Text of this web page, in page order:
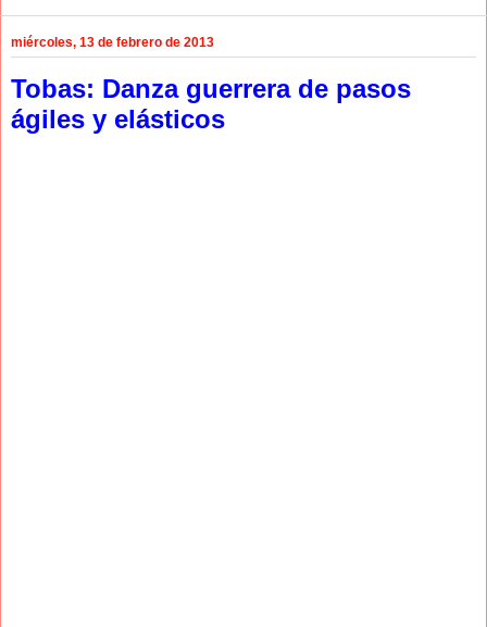
miércoles, 13 de febrero de 2013
Tobas: Danza guerrera de pasos
ágiles y elásticos